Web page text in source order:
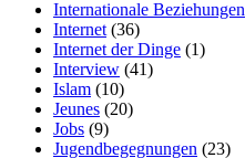
Internationale Beziehungen
Internet (36)
Internet der Dinge (1)
Interview (41)
Islam (10)
Jeunes (20)
Jobs (9)
Jugendbegegnungen (23)